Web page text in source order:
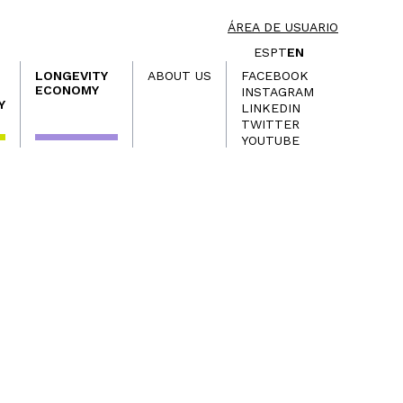
ÁREA DE USUARIO
ESPTEN
LONGEVITY
ECONOMY
ABOUT US
FACEBOOK
INSTAGRAM
LINKEDIN
TWITTER
YOUTUBE